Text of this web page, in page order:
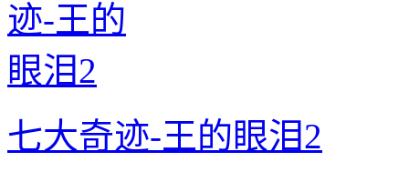
七大奇迹-王的眼泪2